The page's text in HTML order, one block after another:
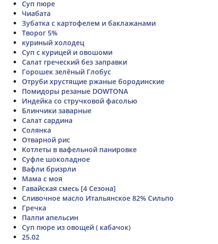
Суп пюре
Чиабата
Зубатка с картофелем и баклажанами
Творог 5%
куриный холодец
Суп с курицей и овошоми
Салат греческий без заправки
Горошек зелёный Глобус
Отруби хрустящие ржаные бородинские
Помидоры резаные DOWTONA
Индейка со стручковой фасолью
Блинчики заварные
Салат сардина
Солянка
Отварной рис
Котлеты в вафельной панировке
Суфле шоколадное
Вафли бризрли
Мама с моя
Гавайская смесь [4 Сезона]
Сливочное масло Итальянское 82% Сильпо
Гречка
Палпи апельсин
Суп пюре из овощей ( кабачок)
25.02